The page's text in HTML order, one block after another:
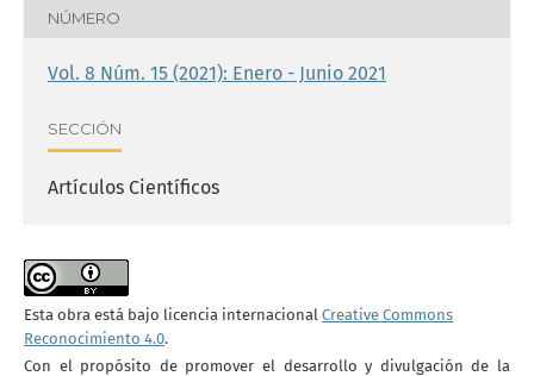
NÚMERO
Vol. 8 Núm. 15 (2021): Enero - Junio 2021
SECCIÓN
Artículos Científicos
Esta obra está bajo licencia internacional Creative Commons
Reconocimiento 4.0.
Con el propósito de promover el desarrollo y divulgación de la